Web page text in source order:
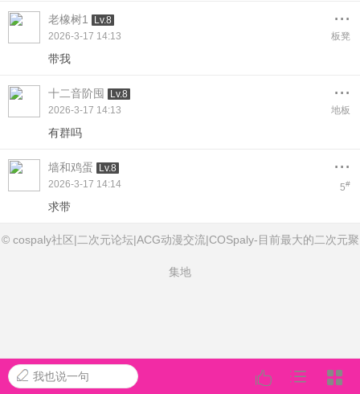
老橡树1 Lv.8 ...
2026-3-17 14:13 板凳
带我
十二音阶囤 Lv.8 ...
2026-3-17 14:13 地板
有群吗
墙和鸡蛋 Lv.8 ...
2026-3-17 14:14 5#
求带
我也说一句
© cospaly社区|二次元论坛|ACG动漫交流|COSpaly-目前最大的二次元聚
集地